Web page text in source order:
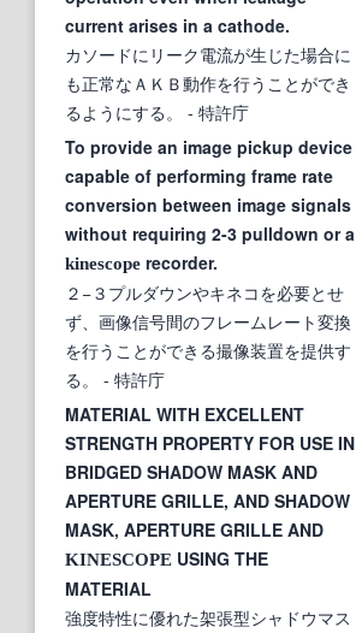
current arises in a cathode.
カソードにリーク電流が生じた場合に
も正常なＡＫＢ動作を行うことができ
るようにする。
- 特許庁
To provide an image pickup device
capable of performing frame rate
conversion between image signals
without requiring 2-3 pulldown or a
kinescope recorder.
２−３プルダウンやキネコを必要とせ
ず、画像信号間のフレームレート変換
を行うことができる撮像装置を提供す
る。
- 特許庁
MATERIAL WITH EXCELLENT
STRENGTH PROPERTY FOR USE IN
BRIDGED SHADOW MASK AND
APERTURE GRILLE, AND SHADOW
MASK, APERTURE GRILLE AND
KINESCOPE USING THE
MATERIAL
強度特性に優れた架張型シャドウマス